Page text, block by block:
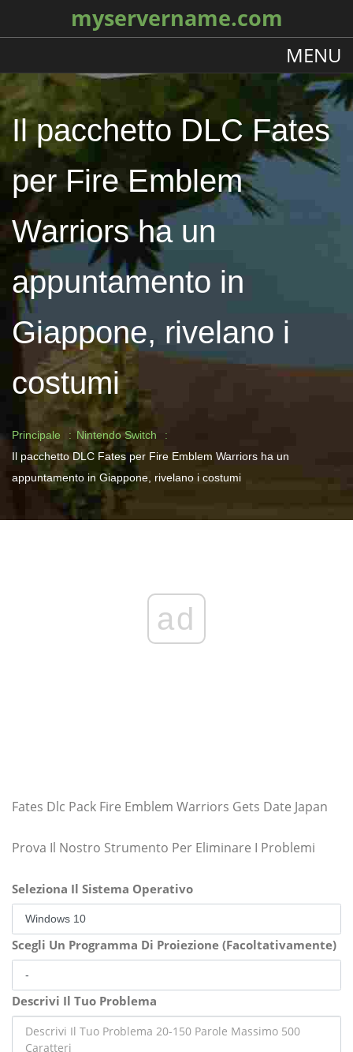
myservername.com
MENU
Il pacchetto DLC Fates
per Fire Emblem
Warriors ha un
appuntamento in
Giappone, rivelano i
costumi
Principale
Nintendo Switch
Il pacchetto DLC Fates per Fire Emblem Warriors ha un
appuntamento in Giappone, rivelano i costumi
ad
Fates Dlc Pack Fire Emblem Warriors Gets Date Japan
Prova Il Nostro Strumento Per Eliminare I Problemi
Seleziona Il Sistema Operativo
Scegli Un Programma Di Proiezione (Facoltativamente)
Descrivi Il Tuo Problema